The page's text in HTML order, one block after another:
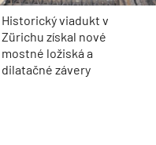
Historický viadukt v
Zürichu získal nové
mostné ložiská a
dilatačné závery